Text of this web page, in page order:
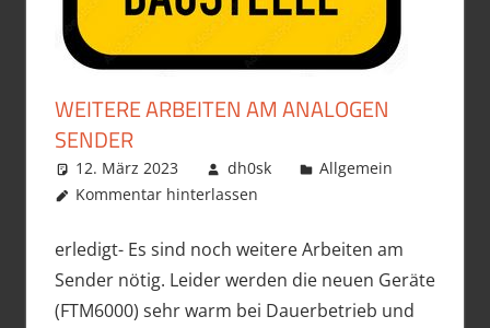
WEITERE ARBEITEN AM ANALOGEN
SENDER
12. März 2023 dh0sk
Allgemein
Kommentar hinterlassen
erledigt- Es sind noch weitere Arbeiten am
Sender nötig. Leider werden die neuen Geräte
(FTM6000) sehr warm bei Dauerbetrieb und